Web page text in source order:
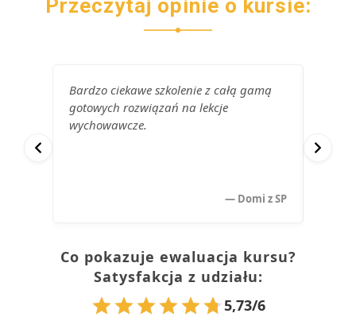
Przeczytaj opinie o kursie:
Bardzo ciekawe szkolenie z całą gamą
gotowych rozwiązań na lekcje
wychowawcze.
— Domi z SP
Co pokazuje ewaluacja kursu?
Satysfakcja z udziału:
5,73/6